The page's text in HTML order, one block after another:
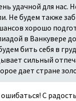
удачной для нас.
Не будем также
хорошо
в Ванкувере
бить себя в
сильный
дает стране
С